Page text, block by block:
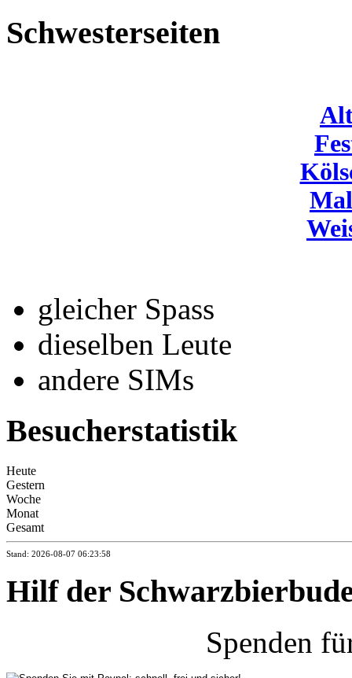
Schwesterseiten
gleicher Spass
dieselben Leute
andere SIMs
Besucherstatistik
Heute
Gestern
Woche
Monat
Gesamt
Stand: 2026-08-07 06:23:58
Hilf der
Spenden